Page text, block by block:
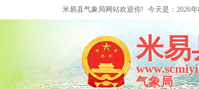
米易县气象局网站欢迎你! 今天是： 2026
米易
气象局